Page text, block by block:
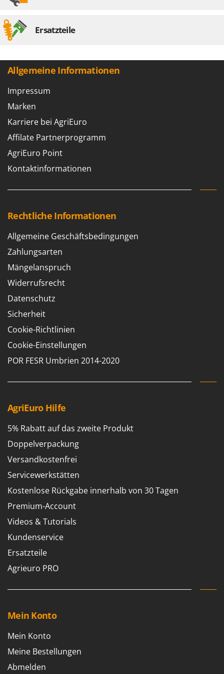
Ersatzteile
Allgemeine Informationen
Impressum
Marken
Karriere bei AgriEuro
Affilate Partnerprogramm
AgriEuro Point
Kontaktinformationen
Rechtliche Informationen
Allgemeine Geschäftsbedingungen
Zahlungsarten
Mängelanspruch
Widerrufsrecht
Datenschutz
Sicherheit
Cookie-Richtlinien
Cookie-Einstellungen
POR FESR Umbrien 2014-2020
AgriEuro Hilfe
5% Rabatt auf das zweite Produkt
Doppelverpackung
Versandkostenfrei
Servicewerkstätten
Kostenlose Rückgabe innerhalb von 30 Tagen
Premium-Account
Videos & Tutorials
Kundenservice
Ersatzteile
Agrieuro PRO
Mein Konto
Mein Konto
Meine Bestellungen
Abmelden